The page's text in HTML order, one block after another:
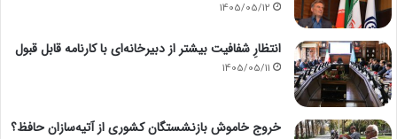
1405/05/12
انتظارِ شفافیت بیشتر از دبیرخانه‌ای با کارنامه قابل قبول
1405/05/11
خروج خاموش بازنشستگان کشوری از آتیه‌سازان حافظ؟